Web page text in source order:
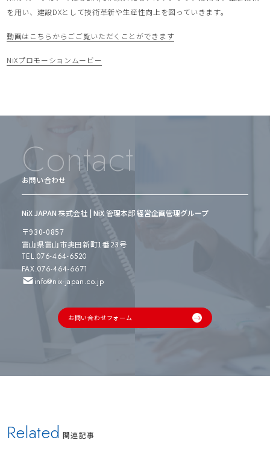
を用い、建設DXとして技術革新や生産性向上を図っていきます。
動画はこちらからごご覧いただくことができます
NiXプロモーションムービー
Contact
お問い合わせ
NiX JAPAN 株式会社 | NiX 管理本部 経営企画管理グループ
〒930-0857
富山県富山市奥田新町1番23号
TEL.076-464-6520
FAX.076-464-6671
info@nix-japan.co.jp
お問い合わせフォーム
Related 関連記事